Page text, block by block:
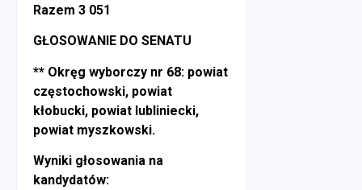
Razem 3 051
GŁOSOWANIE DO SENATU
** Okręg wyborczy nr 68: powiat
częstochowski, powiat
kłobucki, powiat lubliniecki,
powiat myszkowski.
Wyniki głosowania na
kandydatów: